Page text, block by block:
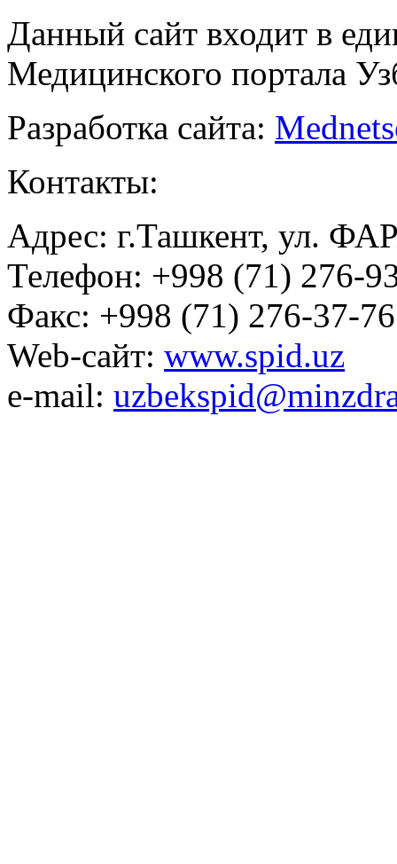
Данный сайт входит в
Медицинского портала
Разработка сайта:
Контакты:
Адрес: г.Ташкент, ул.
Телефон: +998 (71) 276-
Факс: +998 (71) 276-37-76
Web-сайт: www.spid.uz
e-mail: